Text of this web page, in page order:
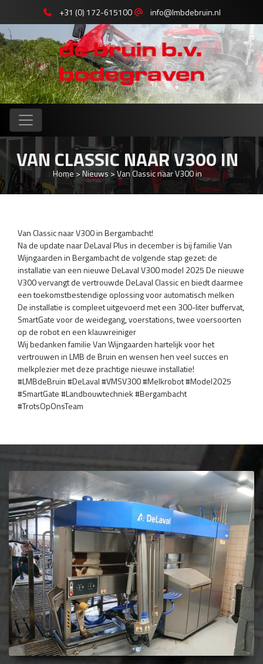
+31 (0) 172-615100 info@lmbdebruin.nl
VAN CLASSIC NAAR V300 IN
Home >Nieuws >Van Classic naar V300 in
Van Classic naar V300 in Bergambacht!
Na de update naar DeLaval Plus in december is bij familie Van
Wijngaarden in Bergambacht de volgende stap gezet: de
installatie van een nieuwe DeLaval V300 model 2025 De nieuwe
V300 vervangt de vertrouwde DeLaval Classic en biedt daarmee
een toekomstbestendige oplossing voor automatisch melken
De installatie is compleet uitgevoerd met een 300-liter buffervat,
SmartGate voor de weidegang, voerstations, twee voersoorten
op de robot en een klauwreiniger
Wij bedanken familie Van Wijngaarden hartelijk voor het
vertrouwen in LMB de Bruin en wensen hen veel succes en
melkplezier met deze prachtige nieuwe installatie!
#LMBdeBruin #DeLaval #VMSV300 #Melkrobot #Model2025
#SmartGate #Landbouwtechniek #Bergambacht
#TrotsOpOnsTeam